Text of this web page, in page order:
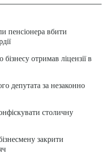
пенсіонера вбити
отримав ліцензії в
депутата за незаконно
столичну
закрити